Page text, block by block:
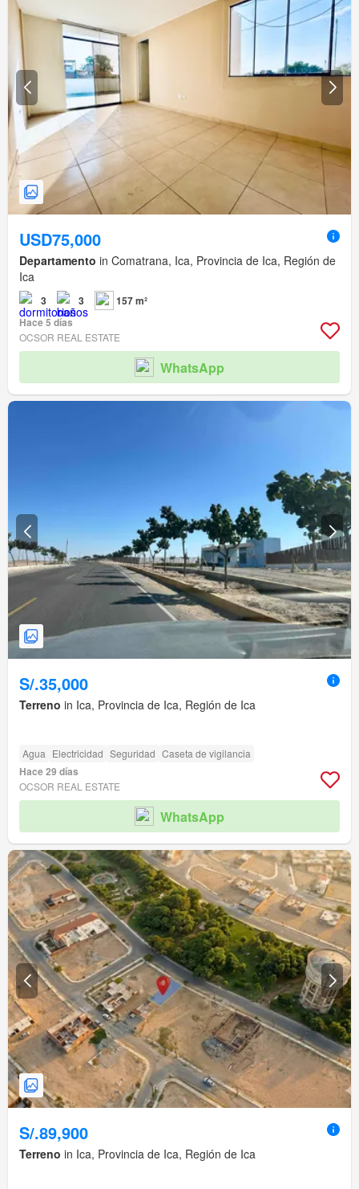
USD75,000
Departamento in Comatrana, Ica, Provincia de Ica, Región de
Ica
3 3
157 m²
Hace 5 días
OCSOR REAL ESTATE
WhatsApp
S/.35,000
Terreno in Ica, Provincia de Ica, Región de Ica
Agua Electricidad Seguridad Caseta de vigilancia
Hace 29 días
OCSOR REAL ESTATE
WhatsApp
S/.89,900
Terreno in Ica, Provincia de Ica, Región de Ica